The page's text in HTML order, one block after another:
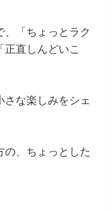
、「ちょっとラク
直しんどいこ
な楽しみをシェ
の、ちょっとした